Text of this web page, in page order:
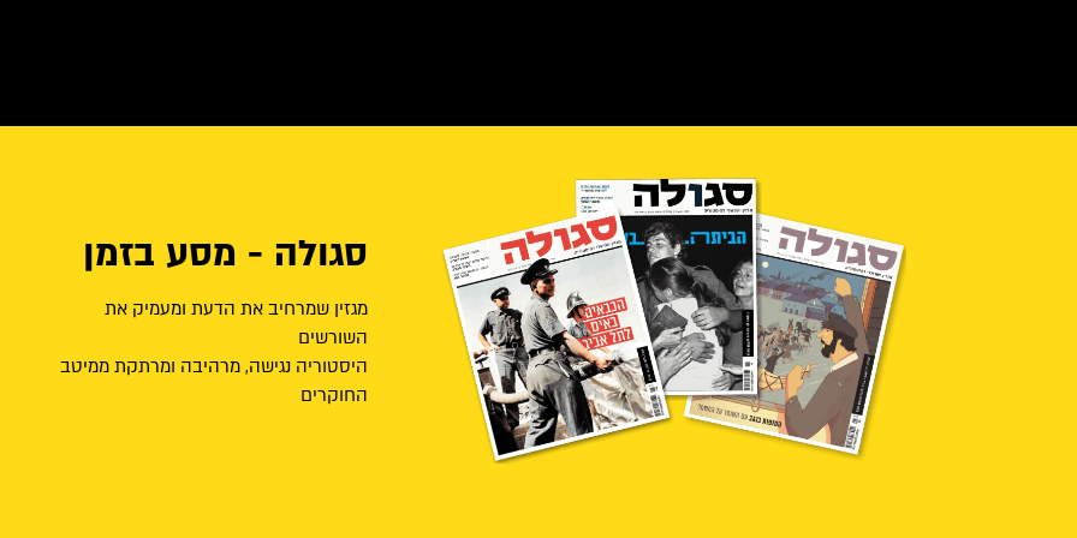
סגולה - מסע בזמן
מגזין שמרחיב את הדעת ומעמיק את
השורשים
היסטוריה נגישה, מרהיבה ומרתקת ממיטב
החוקרים